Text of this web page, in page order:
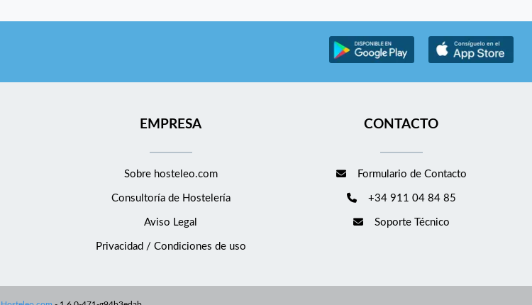
EMPRESA
Sobre hosteleo.com
Consultoría de Hostelería
Aviso Legal
Privacidad / Condiciones de uso
CONTACTO
Formulario de Contacto
+34 911 04 84 85
Soporte Técnico